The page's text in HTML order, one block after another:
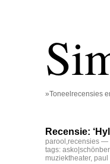
»Toneelrecensies
Recensie:
parool ,recensies —
tags:
muziektheater, paul